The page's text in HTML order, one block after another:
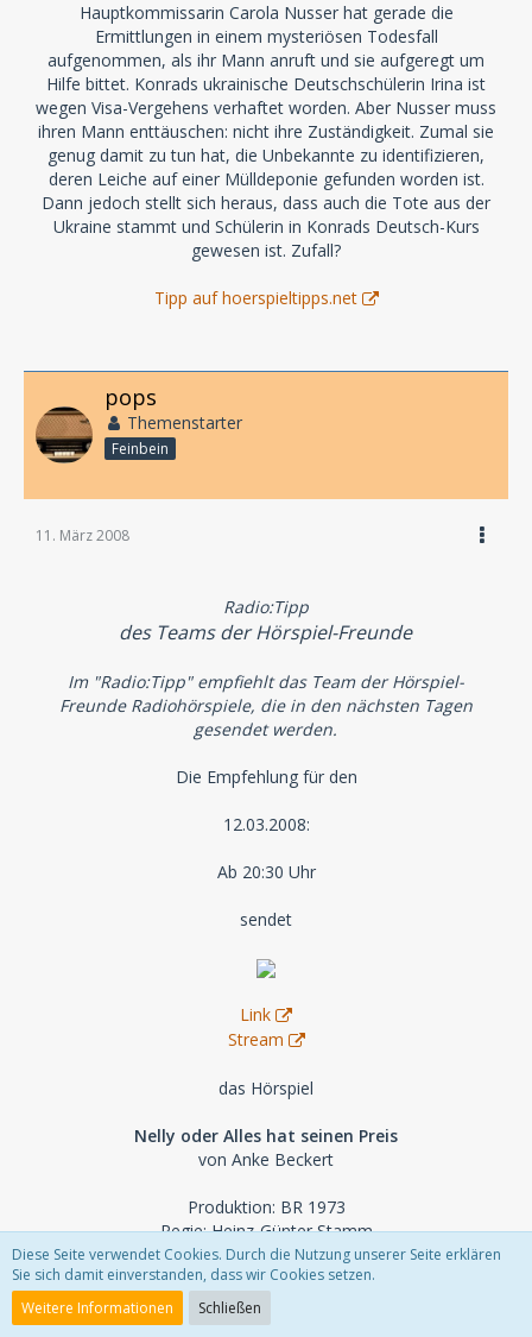
Hauptkommissarin Carola Nusser hat gerade die
Ermittlungen in einem mysteriösen Todesfall
aufgenommen, als ihr Mann anruft und sie aufgeregt um
Hilfe bittet. Konrads ukrainische Deutschschülerin Irina ist
wegen Visa-Vergehens verhaftet worden. Aber Nusser muss
ihren Mann enttäuschen: nicht ihre Zuständigkeit. Zumal sie
genug damit zu tun hat, die Unbekannte zu identifizieren,
deren Leiche auf einer Mülldeponie gefunden worden ist.
Dann jedoch stellt sich heraus, dass auch die Tote aus der
Ukraine stammt und Schülerin in Konrads Deutsch-Kurs
gewesen ist. Zufall?
Tipp auf hoerspieltipps.net
pops
Themenstarter
Feinbein
11. März 2008
Radio:Tipp
des Teams der Hörspiel-Freunde
Im "Radio:Tipp" empfiehlt das Team der Hörspiel-
Freunde Radiohörspiele, die in den nächsten Tagen
gesendet werden.
Die Empfehlung für den
12.03.2008:
Ab 20:30 Uhr
sendet
Link
Stream
das Hörspiel
Nelly oder Alles hat seinen Preis
von Anke Beckert
Produktion: BR 1973
Regie: Heinz-Günter Stamm
Musik: Charly Niessen
Länge: 56 Min.
Mit:
Diese Seite verwendet Cookies. Durch die Nutzung unserer Seite erklären
Sie sich damit einverstanden, dass wir Cookies setzen.
Weitere Informationen
Schließen